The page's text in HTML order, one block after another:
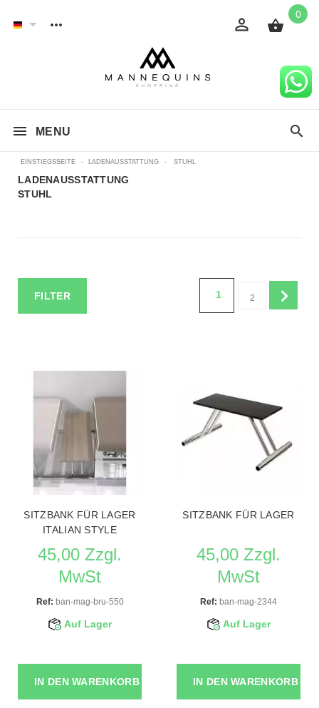
0
MENU
EINSTIEGSSEITE - LADENAUSSTATTUNG - STUHL
LADENAUSSTATTUNG
STUHL
FILTER 1 2
SITZBANK FÜR LAGER
ITALIAN STYLE
45,00 Zzgl.
MwSt
Ref: ban-mag-bru-550
Auf Lager
IN DEN WARENKORB
SITZBANK FÜR LAGER
45,00 Zzgl.
MwSt
Ref: ban-mag-2344
Auf Lager
IN DEN WARENKORB